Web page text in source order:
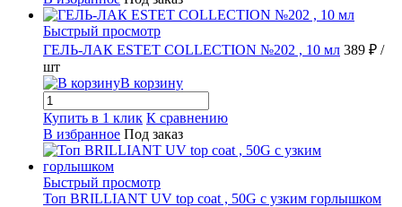
Быстрый просмотр
ГЕЛЬ-ЛАК ESTET COLLECTION №202 , 10 мл 389 ₽ /
шт
В корзину
Купить в 1 клик К сравнению
В избранное Под заказ
Быстрый просмотр
Топ BRILLIANT UV top coat , 50G с узким горлышком